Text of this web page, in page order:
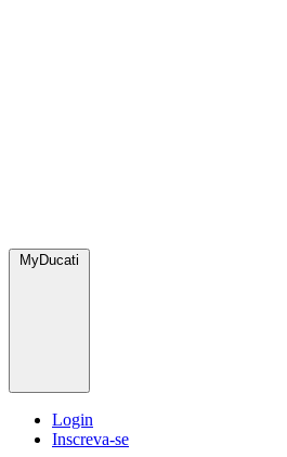
MyDucati
Login
Inscreva-se